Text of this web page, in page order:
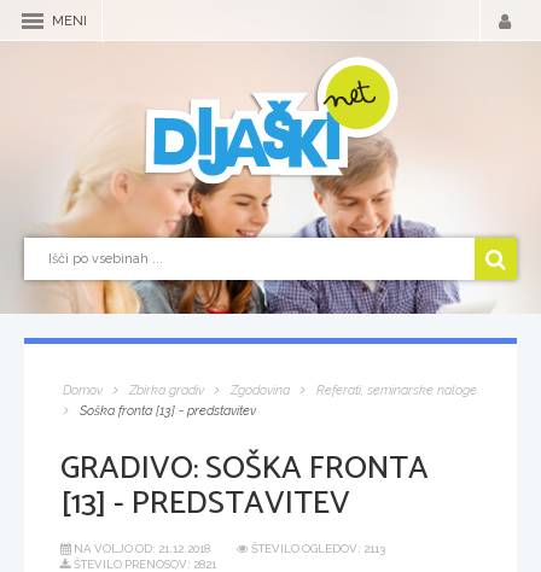
MENI
Domov Zbirka gradiv Zgodovina
Referati, seminarske naloge
Soška fronta [13] - predstavitev
GRADIVO:SOŠKA FRONTA
[13] - PREDSTAVITEV
NA VOLJO OD: 21.12.2018
ŠTEVILO OGLEDOV: 2113
ŠTEVILO PRENOSOV: 2821